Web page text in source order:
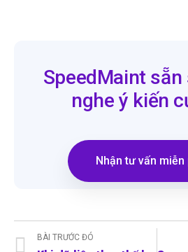
SpeedMaint sẵn
nghe ý kiến
Nhận tư vấn miễn
BÀI TRƯỚC ĐÓ